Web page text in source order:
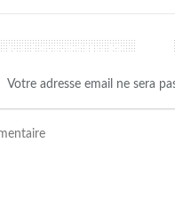
COMMENTAIRE
Votre adresse email ne sera